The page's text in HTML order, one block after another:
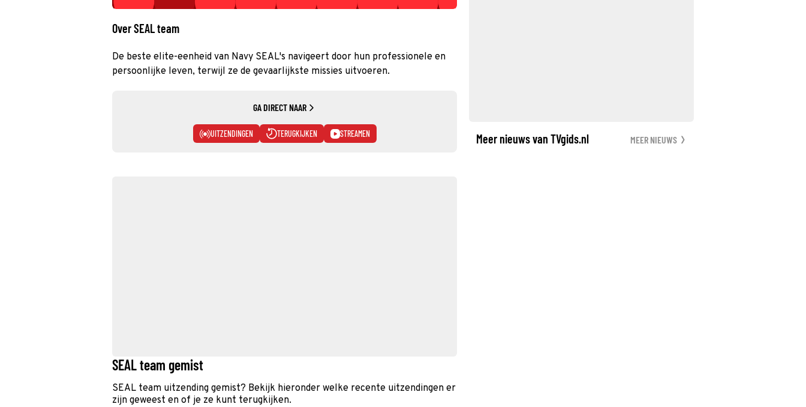
Over SEAL team
De beste elite-eenheid van Navy SEAL's navigeert door hun professionele en
persoonlijke leven, terwijl ze de gevaarlijkste missies uitvoeren.
GA DIRECT NAAR
UITZENDINGEN TERUGKIJKEN STREAMEN
SEAL team gemist
SEAL team uitzending gemist? Bekijk hieronder welke recente uitzendingen er
zijn geweest en of je ze kunt terugkijken.
Meer nieuws van TVgids.nl MEER NIEUWS